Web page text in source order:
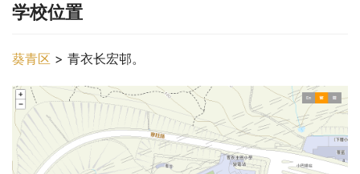
学校位置
葵青区 > 青衣长宏邨。